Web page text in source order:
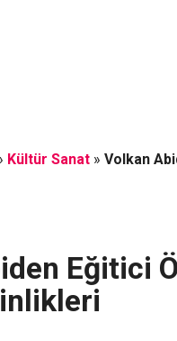
Kültür Sanat» Volkan
Eğitici